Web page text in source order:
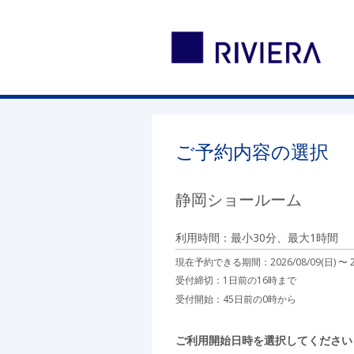
ご予約内容の選択
静岡ショールーム
利用時間：最小30分、最大1時間
現在予約できる期間： 2026/08/09(日) 〜
受付締切： 1日前の16時まで
受付開始： 45日前の0時から
ご利用開始日時を選択してください